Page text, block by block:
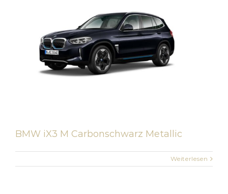
BMW iX3 M Carbonschwarz Metallic
Weiterlesen